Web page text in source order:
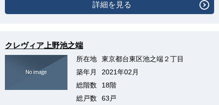
詳細を見る
クレヴィア上野池之端
所在地
東京都台東区池之端２丁目
築年月
2021年02月
総階数
18階
総戸数
63戸